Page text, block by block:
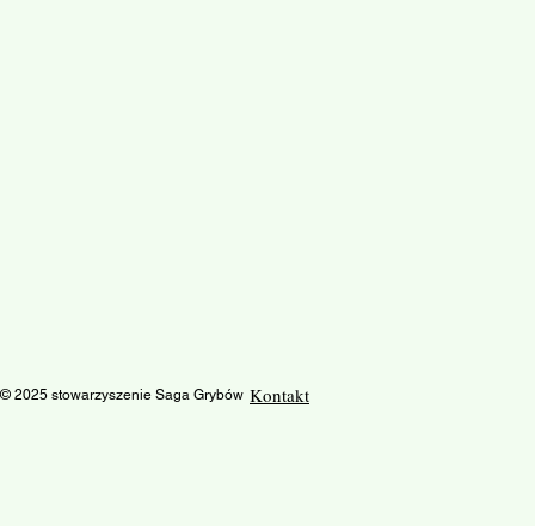
© 2025 stowarzyszenie Saga Grybów Kontakt